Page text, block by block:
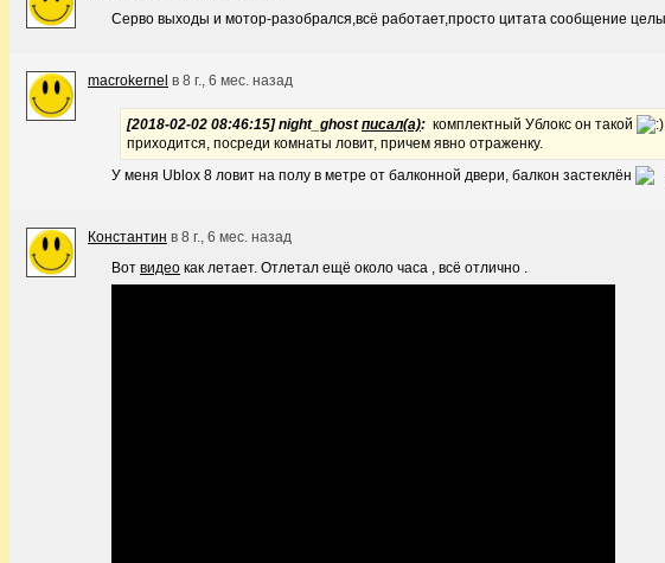
Серво выходы и мотор-разобрался,всё работает,просто цитата сообщение
macrokernel в 8 г., 6 мес. назад
[2018-02-02 08:46:15] night_ghostписал(а): комплектный Ублокс он такой
приходится, посреди комнаты ловит, причем явно отраженку.
У меня Ublox 8 ловит на полу в метре от балконной двери, балкон застеклён
Константин в 8 г., 6 мес. назад
Вот видео как летает. Отлетал ещё около часа , всё отлично .